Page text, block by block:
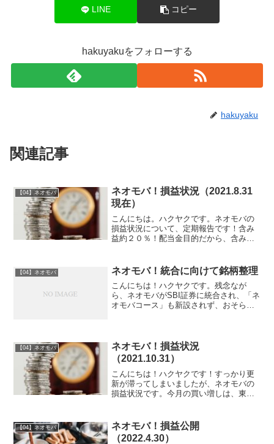
LINE コピー
hakuyakuをフォローする
hakuyaku
関連記事
【04】ネオモバ
ネオモバ！損益状況（2021.8.31
現在）
こんにちは。ハクヤクです。ネオモバの
損益状況について、定期報告です！含み
益約２０％！配当金目的だから、含み益
が一向に収まらず、菅首相が突然辞める
など、波乱含みですが、安...
【04】ネオモバ ネオモバ！統合に向けて銘柄整理
こんにちは！ハクヤクです。残念なが
ら、ネオモバがSBI証券に統合され、「ネ
オモバコース」も新設されず、おそらく
ちに売却しようかなと...
【04】ネオモバ
ネオモバ！損益状況
（2021.10.31）
こんにちは！ハクヤクです！すっかり更
新が滞ってしまいましたが、ネオモバの
損益状況です。今月の買い増しは、東京
でした～。さみしい。含み益は、依然と
してキープして...
【04】ネオモバ
ネオモバ！損益公開
（2022.4.30）